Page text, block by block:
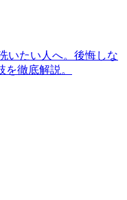
いたい人へ。後悔しな
徹底解説。